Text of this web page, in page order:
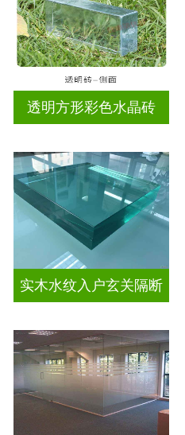
透明方形彩色水晶砖
实木水纹入户玄关隔断